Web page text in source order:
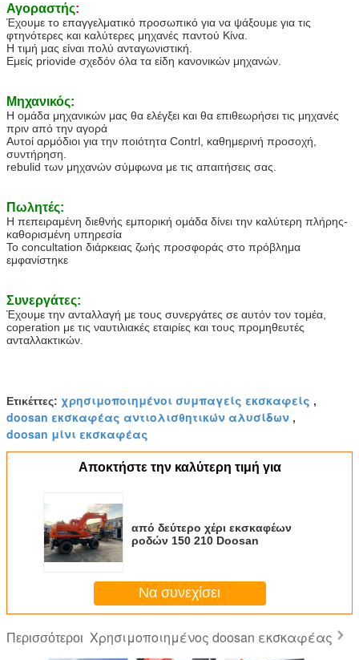
Αγοραστής:
Έχουμε το επαγγελματικό προσωπικό για να ψάξουμε για τις
φτηνότερες και καλύτερες μηχανές παντού Κίνα.
Η τιμή μας είναι πολύ ανταγωνιστική.
Εμείς priovide σχεδόν όλα τα είδη κανονικών μηχανών.
Μηχανικός:
Η ομάδα μηχανικών μας θα ελέγξει και θα επιθεωρήσει τις μηχανές
πριν από την αγορά
Αυτοί αρμόδιοι για την ποιότητα Contrl, καθημερινή προσοχή,
συντήρηση.
rebulid των μηχανών σύμφωνα με τις απαιτήσεις σας.
Πωλητές:
Η πεπειραμένη διεθνής εμπορική ομάδα δίνει την καλύτερη πλήρης-
καθορισμένη υπηρεσία
Το concultation διάρκειας ζωής προσφοράς στο πρόβλημα
εμφανίστηκε
Συνεργάτες:
Έχουμε την ανταλλαγή με τους συνεργάτες σε αυτόν τον τομέα,
coperation με τις ναυτιλιακές εταιρίες και τους προμηθευτές
ανταλλακτικών.
Ετικέττες: χρησιμοποιημένοι συμπαγείς εκσκαφείς ,
doosan εκσκαφέας αντιολισθητικών αλυσίδων ,
doosan μίνι εκσκαφέας
Αποκτήστε την καλύτερη τιμή για
από δεύτερο χέρι εκσκαφέων
ροδών 150 210 Doosan
Να συνεχίσει
Περισσότεροι Χρησιμοποιημένος doosan εκσκαφέας